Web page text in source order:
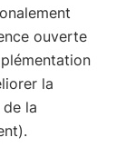
ouverte
la
la